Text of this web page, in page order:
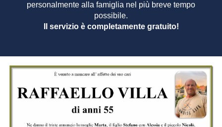
personalmente alla famiglia nel più breve tempo
possibile.
Il servizio è completamente gratuito!